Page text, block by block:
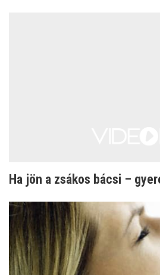
Ha jön a zsákos bácsi –